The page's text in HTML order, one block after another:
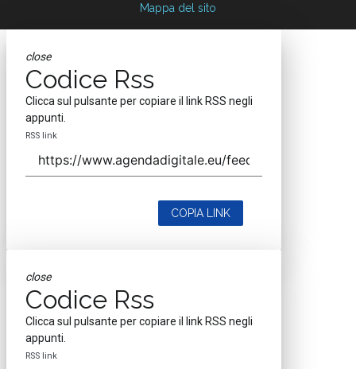
Mappa del sito
close
Codice Rss
Clicca sul pulsante per copiare il link RSS negli
appunti.
RSS link
COPIA LINK
close
Codice Rss
Clicca sul pulsante per copiare il link RSS negli
appunti.
RSS link